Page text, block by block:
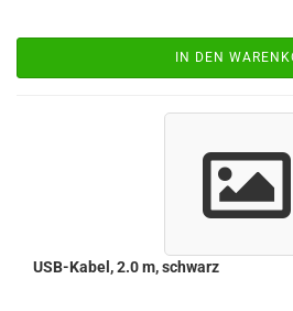
IN DEN
USB-Kabel, 2.0 m, schwarz